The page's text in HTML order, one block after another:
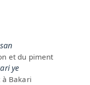
et du piment
ye
Bakari